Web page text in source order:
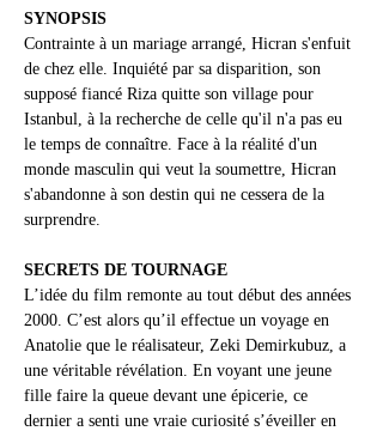
SYNOPSIS
Contrainte à un mariage arrangé, Hicran s'enfuit
de chez elle. Inquiété par sa disparition, son
supposé fiancé Riza quitte son village pour
Istanbul, à la recherche de celle qu'il n'a pas eu
le temps de connaître. Face à la réalité d'un
monde masculin qui veut la soumettre, Hicran
s'abandonne à son destin qui ne cessera de la
surprendre.
SECRETS DE TOURNAGE
L’idée du film remonte au tout début des années
2000. C’est alors qu’il effectue un voyage en
Anatolie que le réalisateur, Zeki Demirkubuz, a
une véritable révélation. En voyant une jeune
fille faire la queue devant une épicerie, ce
dernier a senti une vraie curiosité s’éveiller en